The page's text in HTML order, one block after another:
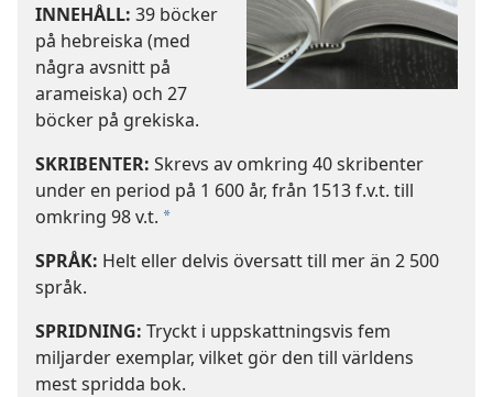
INNEHÅLL: 39 böcker
på hebreiska (med
några avsnitt på
arameiska) och 27
böcker på grekiska.
SKRIBENTER: Skrevs av omkring 40 skribenter
under en period på 1 600 år, från 1513 f.v.t. till
omkring 98 v.t. *
SPRÅK: Helt eller delvis översatt till mer än 2 500
språk.
SPRIDNING: Tryckt i uppskattningsvis fem
miljarder exemplar, vilket gör den till världens
mest spridda bok.